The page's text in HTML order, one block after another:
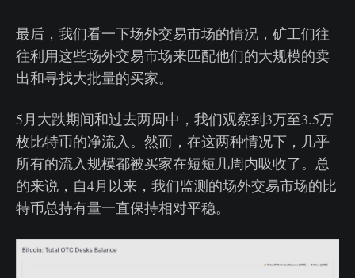
最后，我们看一下场外交易市场的情况，矿工们往
往利用这些场外交易市场来匹配他们的大规模的卖
出和寻找大批量的买家。
5月大跌期间和过去两周中，我们观察到3万至3.5万
枚比特币的净流入。然而，在这两种情况下，几乎
所有的流入规模都被买家在短短几周内吸收了。总
的来说，自4月以来，我们监测的场外交易市场的比
特币总持有量一直保持相对平稳。